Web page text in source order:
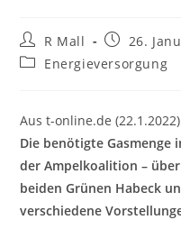
Beitrags-
Autor:
R Mall
Beitrag
26.
Beitrags-
Energieversorgung
Aus t-online.de
Die benötigte Gasmenge
der Ampelkoalition –
beiden Grünen Habeck
verschiedene